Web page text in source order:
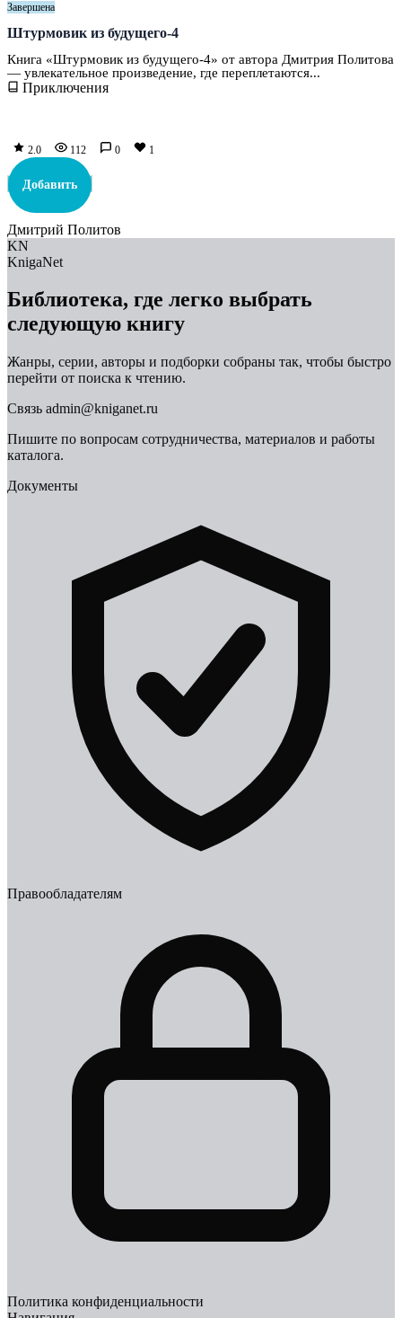
Завершена
Штурмовик из будущего-4
Книга «Штурмовик из будущего-4» от автора Дмитрия Политова
— увлекательное произведение, где переплетаются...
Приключения
2.0 112 0 1
Добавить
Дмитрий Политов
KN
KnigaNet
Библиотека, где легко выбрать
следующую книгу
Жанры, серии, авторы и подборки собраны так, чтобы быстро
перейти от поиска к чтению.
Связь admin@kniganet.ru
Пишите по вопросам сотрудничества, материалов и работы
каталога.
Документы
Правообладателям
Политика конфиденциальности